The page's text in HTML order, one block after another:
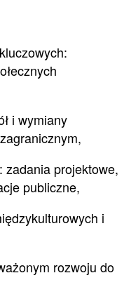
i wymiany
zadania projektowe,
publiczne,
i
rozwoju do